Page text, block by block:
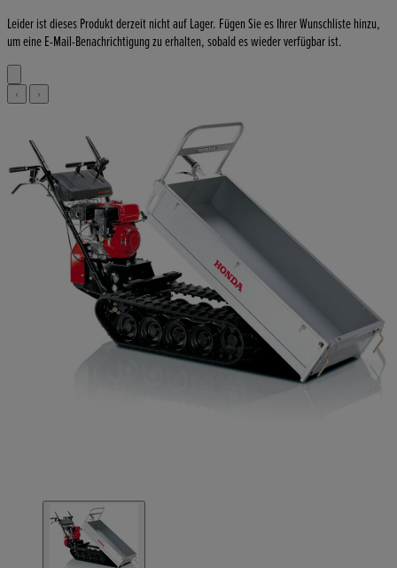
Leider ist dieses Produkt derzeit nicht auf Lager. Fügen Sie es Ihrer Wunschliste hinzu,
um eine E-Mail-Benachrichtigung zu erhalten, sobald es wieder verfügbar ist.